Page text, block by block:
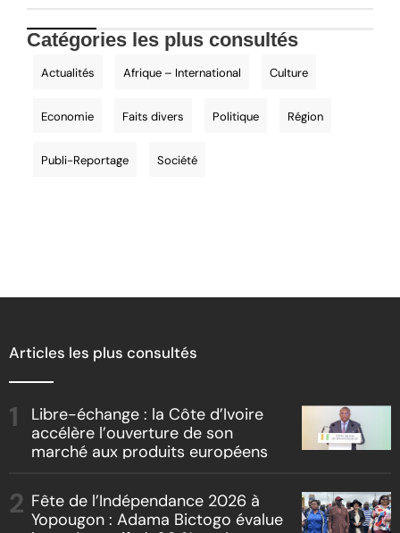
Catégories les plus consultés
Actualités Afrique – International Culture
Economie Faits divers Politique Région
Publi-Reportage Société
Articles les plus consultés
Libre-échange : la Côte d’Ivoire
accélère l’ouverture de son
marché aux produits européens
Fête de l’Indépendance 2026 à
Yopougon : Adama Bictogo évalue